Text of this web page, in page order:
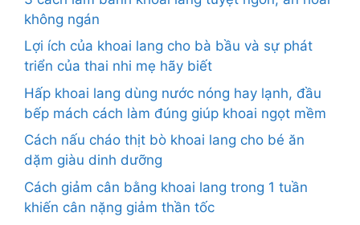
không ngán
Lợi ích của khoai lang cho bà bầu và sự phát
triển của thai nhi mẹ hãy biết
Hấp khoai lang dùng nước nóng hay lạnh, đầu
bếp mách cách làm đúng giúp khoai ngọt mềm
Cách nấu cháo thịt bò khoai lang cho bé ăn
dặm giàu dinh dưỡng
Cách giảm cân bằng khoai lang trong 1 tuần
khiến cân nặng giảm thần tốc